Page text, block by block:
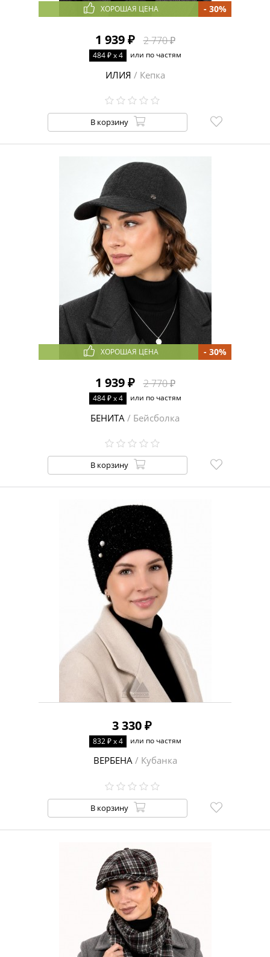
ХОРОШАЯ ЦЕНА
1 939 ₽ 2 770 ₽
- 30%
484 ₽ x 4 или по частям
ИЛИЯ / Кепка
В корзину
ХОРОШАЯ ЦЕНА
1 939 ₽ 2 770 ₽
- 30%
484 ₽ x 4 или по частям
БЕНИТА / Бейсболка
В корзину
3 330 ₽
832 ₽ x 4 или по частям
ВЕРБЕНА/ Кубанка
В корзину